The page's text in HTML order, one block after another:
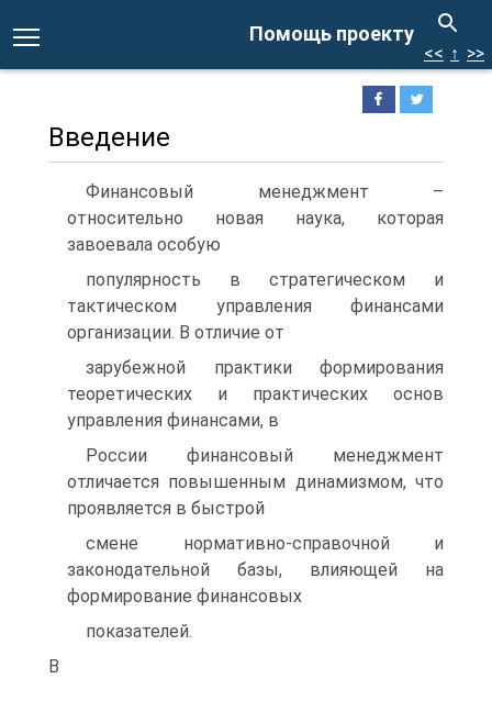
Помощь проекту
<< ↑ >>
Введение
Финансовый менеджмент –
относительно новая наука, которая
завоевала особую
популярность в стратегическом и
тактическом управления финансами
организации. В отличие от
зарубежной практики формирования
теоретических и практических основ
управления финансами, в
России финансовый менеджмент
отличается повышенным динамизмом, что
проявляется в быстрой
смене нормативно-справочной и
законодательной базы, влияющей на
формирование финансовых
показателей.
В